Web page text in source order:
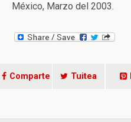
México, Marzo del 2003.
Comparte Tuitea